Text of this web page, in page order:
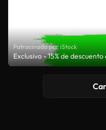
Patrocinado por iStock
Exclusivo - 15% de